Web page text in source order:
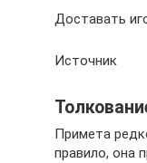
Доставать
Источник
Примета
правило, она